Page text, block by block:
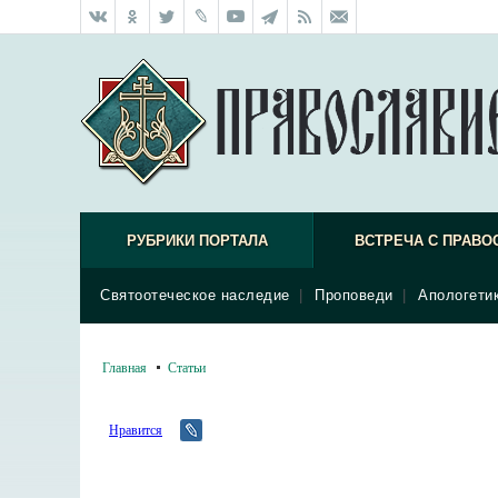
РУБРИКИ ПОРТАЛА ВСТРЕЧА С
Святоотеческое наследие Проповеди
Главная Статьи
Нравится